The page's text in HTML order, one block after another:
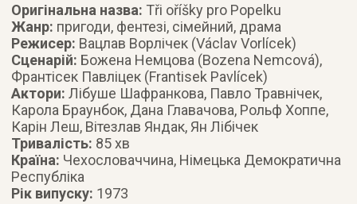
Оригінальна назва: Tři oříšky pro Popelku
Жанр: пригоди, фентезі, сімейний, драма
Режисер: Вацлав Ворлічек (Václav Vorlícek)
Сценарій: Божена Немцова (Bozena Nemcová),
Франтісек Павліцек (Frantisek Pavlícek)
Актори:Лібуше Шафранкова, Павло Травнічек,
Карола Браунбок, Дана Главачова, Рольф Хоппе,
Карін Леш, Вітезлав Яндак, Ян Лібічек
Тривалість: 85 хв
Країна: Чехословаччина, Німецька Демократична
Республіка
Рік випуску: 1973